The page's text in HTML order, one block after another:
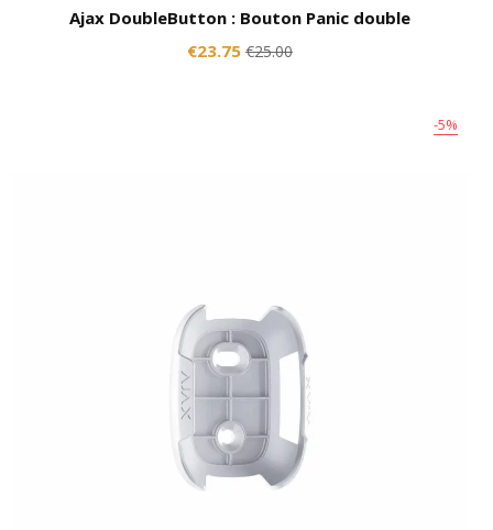
Ajax DoubleButton : Bouton Panic double
€23.75 €25.00
-5%